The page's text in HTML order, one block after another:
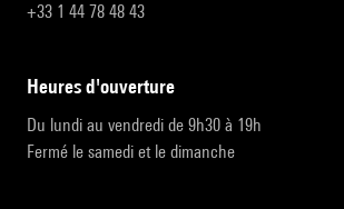
+33 1 44 78 48 43
heures d'ouverture
Du lundi au vendredi de 9h30 à 19h
Fermé le samedi et le dimanche